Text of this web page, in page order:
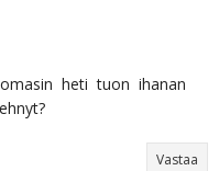
heti tuon ihanan
Vastaa